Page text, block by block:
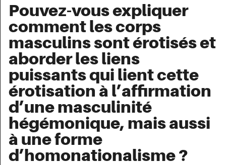
Pouvez-vous expliquer
comment les corps
masculins sont érotisés et
aborder les liens
puissants qui lient cette
érotisation à l’affirmation
d’une masculinité
hégémonique, mais aussi
à une forme
d’homonationalisme ?